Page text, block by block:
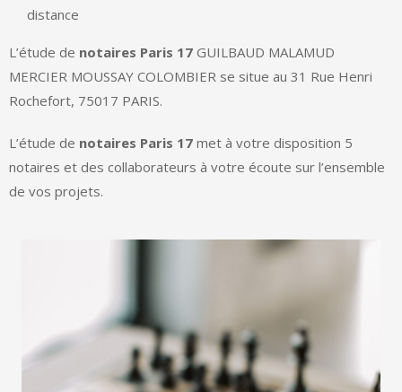
distance
L’étude de notaires Paris 17 GUILBAUD MALAMUD
MERCIER MOUSSAY COLOMBIER se situe au 31 Rue Henri
Rochefort, 75017 PARIS.
L’étude de notaires Paris 17 met à votre disposition 5
notaires et des collaborateurs à votre écoute sur l’ensemble
de vos projets.